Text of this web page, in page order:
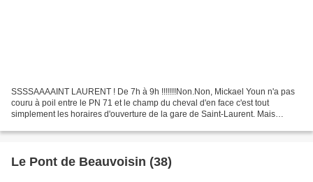
SSSSAAAAINT LAURENT ! De 7h à 9h !!!!!!!Non.Non, Mickael Youn n'a pas
couru à poil entre le PN 71 et le champ du cheval d'en face c'est tout
simplement les horaires d'ouverture de la gare de Saint-Laurent. Mais
Le Pont de Beauvoisin (38)